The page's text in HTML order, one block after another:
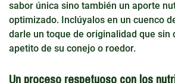
sabor única sino también un aporte
optimizado. Inclúyalos en un cuenco
darle un toque de originalidad que sin
apetito de su conejo o roedor.
Un proceso respetuoso con los